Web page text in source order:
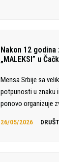
Nakon 12
„MALEKSI” u
Mensa Srbije sa
potpunosti u znaku
ponovo organizuje
26/05/2026